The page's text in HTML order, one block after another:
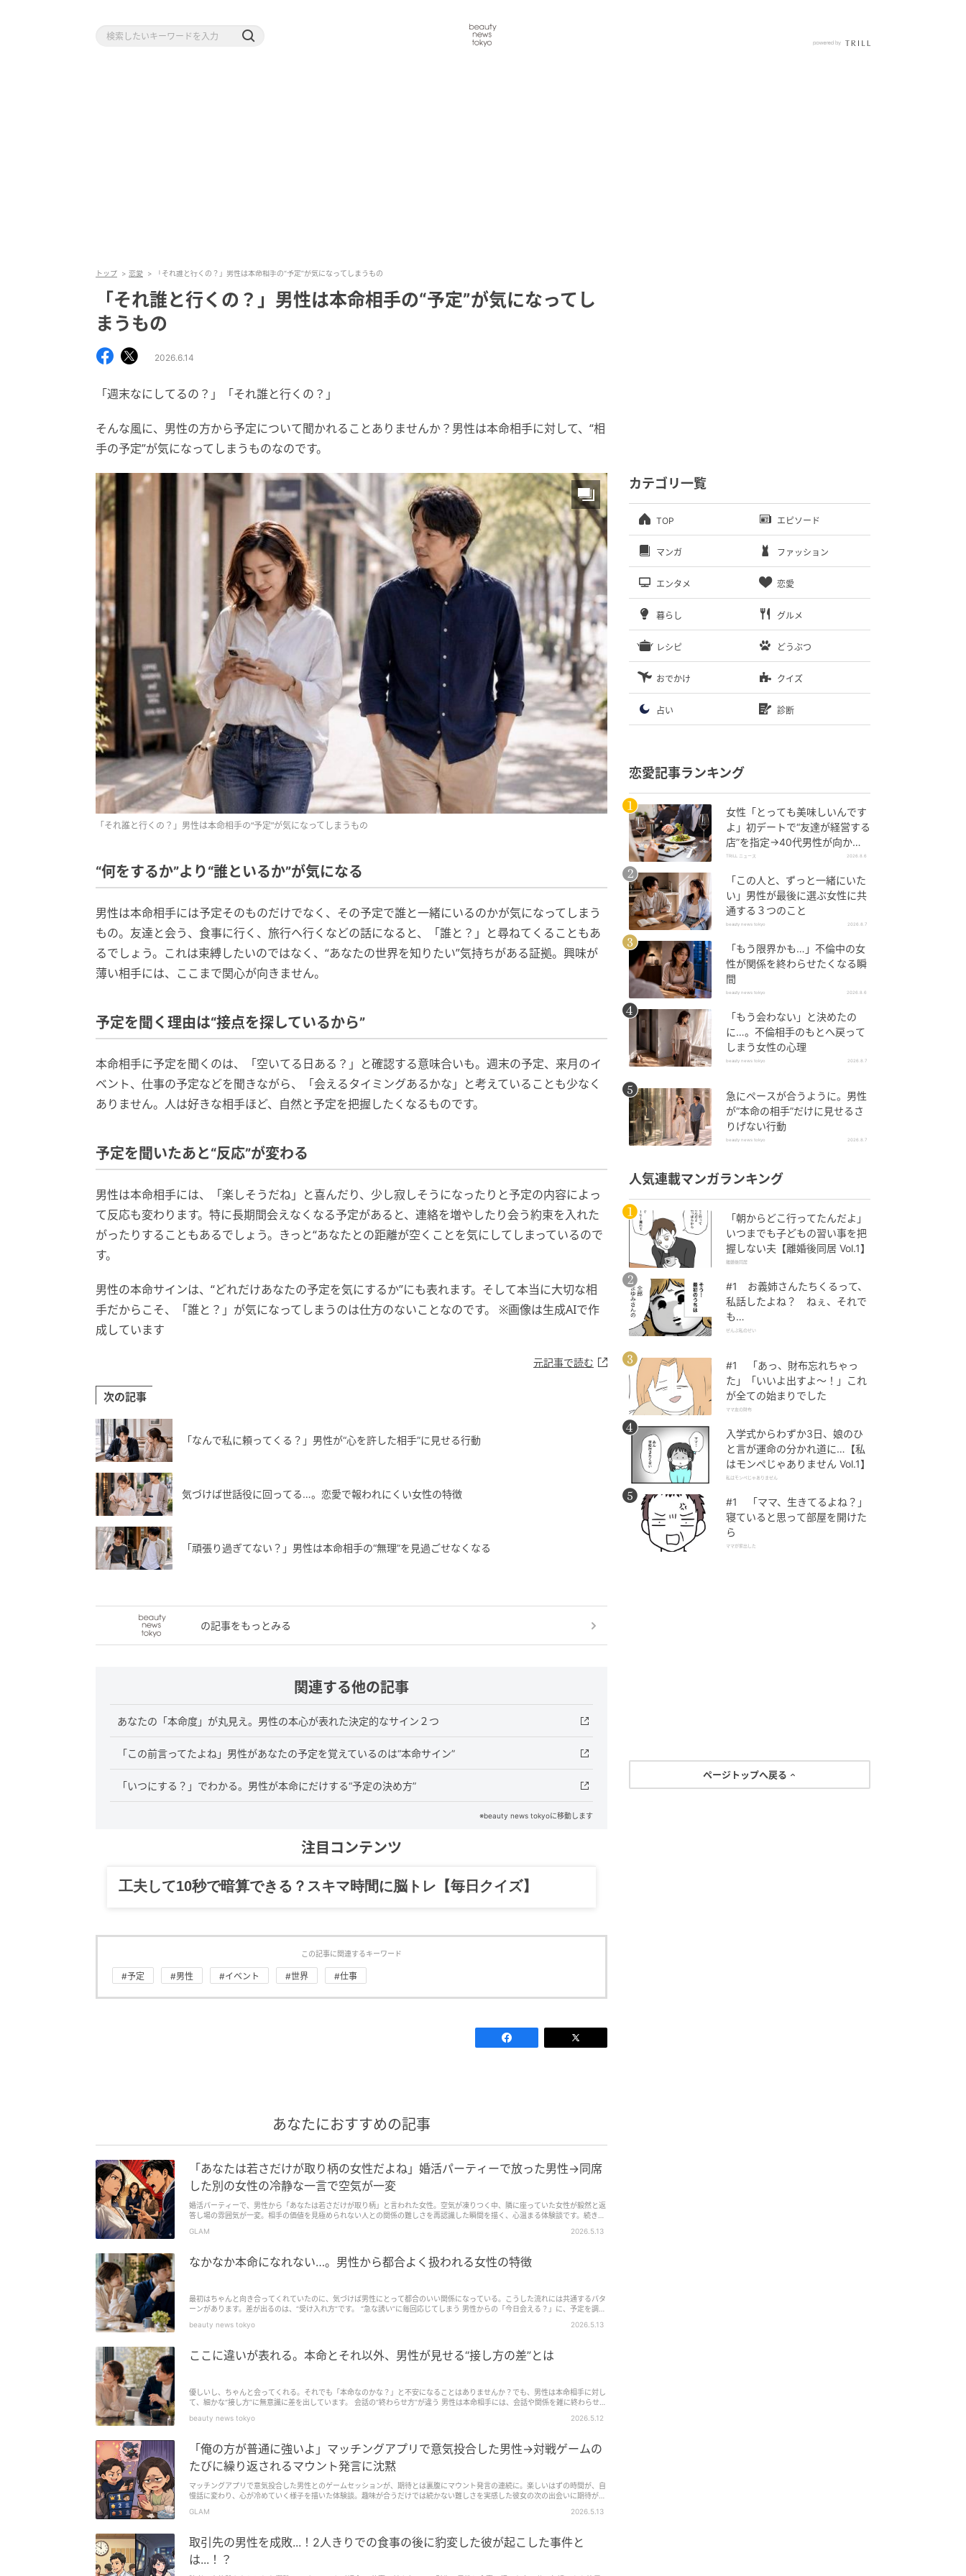
トップ 恋愛 「それ誰と行くの？」男性は本命相手の“予定”が気になってしまうもの
「それ誰と行くの？」男性は本命相手の“予定”が気になってし
まうもの
2026.6.14
「週末なにしてるの？」「それ誰と行くの？」
そんな風に、男性の方から予定について聞かれることありませんか？男性は本命相手に対して、“相
手の予定”が気になってしまうものなのです。
「それ誰と行くの？」男性は本命相手の“予定”が気になってしまうもの
“何をするか”より“誰といるか”が気になる
男性は本命相手には予定そのものだけでなく、その予定で誰と一緒にいるのかが気になってしまう
もの。友達と会う、食事に行く、旅行へ行くなどの話になると、「誰と？」と尋ねてくることもあ
るでしょう。これは束縛したいのではなく、“あなたの世界を知りたい”気持ちがある証拠。興味が
薄い相手には、ここまで関心が向きません。
予定を聞く理由は“接点を探しているから”
本命相手に予定を聞くのは、「空いてる日ある？」と確認する意味合いも。週末の予定、来月のイ
ベント、仕事の予定などを聞きながら、「会えるタイミングあるかな」と考えていることも少なく
ありません。人は好きな相手ほど、自然と予定を把握したくなるものです。
予定を聞いたあと“反応”が変わる
男性は本命相手には、「楽しそうだね」と喜んだり、少し寂しそうになったりと予定の内容によっ
て反応も変わります。特に長期間会えなくなる予定があると、連絡を増やしたり会う約束を入れた
がったりすることもあるでしょう。きっと“あなたとの距離が空くことを気にしてしまっているので
す。
男性の本命サインは、“どれだけあなたの予定を気にするか”にも表れます。そして本当に大切な相
手だからこそ、「誰と？」が気になってしまうのは仕方のないことなのです。 ※画像は生成AIで作
成しています
元記事で読む
次の記事
「なんで私に頼ってくる？」男性が“心を許した相手”に見せる行動
気づけば世話役に回ってる…。恋愛で報われにくい女性の特徴
「頑張り過ぎてない？」男性は本命相手の“無理”を見過ごせなくなる
の記事をもっとみる
関連する他の記事
あなたの「本命度」が丸見え。男性の本心が表れた決定的なサイン２つ
「この前言ってたよね」男性があなたの予定を覚えているのは“本命サイン”
「いつにする？」でわかる。男性が本命にだけする“予定の決め方”
※beauty news tokyoに移動します
注目コンテンツ
グルメ、ギャグ、子育て、旅行記……全部、読めます。
この記事に関連するキーワード
#予定 #男性 #イベント #世界 #仕事
あなたにおすすめの記事
「あなたは若さだけが取り柄の女性だよね」婚活パーティーで放った男性→同席
した別の女性の冷静な一言で空気が一変
婚活パーティーで、男性から「あなたは若さだけが取り柄」と言われた女性。空気が凍りつく中、隣に座っていた女性が毅然と返
答し場の雰囲気が一変。相手の価値を見極められない人との関係の難しさを再認識した瞬間を描く、心温まる体験談です。続きを
GLAM 2026.5.13
なかなか本命になれない…。男性から都合よく扱われる女性の特徴
最初はちゃんと向き合ってくれていたのに、気づけば男性にとって都合のいい関係になっている。こうした流れには共通するパタ
ーンがあります。差が出るのは、“受け入れ方”です。 “急な誘い”に毎回応じてしまう 男性からの「今日会える？」に、予定を調整
beauty news tokyo 2026.5.13
ここに違いが表れる。本命とそれ以外、男性が見せる“接し方の差”とは
優しいし、ちゃんと会ってくれる。それでも「本命なのかな？」と不安になることはありませんか？でも、男性は本命相手に対し
て、細かな“接し方”に無意識に差を出しています。 会話の“終わらせ方”が違う 男性は本命相手には、会話や関係を雑に終わらせま
beauty news tokyo 2026.5.12
「俺の方が普通に強いよ」マッチングアプリで意気投合した男性→対戦ゲームの
たびに繰り返されるマウント発言に沈黙
マッチングアプリで意気投合した男性とのゲームセッションが、期待とは裏腹にマウント発言の連続に。楽しいはずの時間が、自
慢話に変わり、心が冷めていく様子を描いた体験談。趣味が合うだけでは続かない難しさを実感した彼女の次の出会いに期待が寄
GLAM 2026.5.13
取引先の男性を成敗...！2人きりでの食事の後に豹変した彼が起こした事件と
は...！？
カテゴリ一覧
TOP エピソード
マンガ ファッション
エンタメ 恋愛
暮らし グルメ
レシピ どうぶつ
おでかけ クイズ
占い 診断
恋愛記事ランキング
女性「とっても美味しいんです
よ」初デートで“友達が経営する
店”を指定→40代男性が向かう
が…待ち受けていた“悲惨な結
TRILL ニュース 2026.8.6
「この人と、ずっと一緒にいた
い」男性が最後に選ぶ女性に共
通する３つのこと
beauty news tokyo 2026.8.7
「もう限界かも…」不倫中の女
性が関係を終わらせたくなる瞬
間
beauty news tokyo 2026.8.6
「もう会わない」と決めたの
に…。不倫相手のもとへ戻って
しまう女性の心理
beauty news tokyo 2026.8.7
急にペースが合うように。男性
が“本命の相手”だけに見せるさ
りげない行動
beauty news tokyo 2026.8.7
人気連載マンガランキング
「朝からどこ行ってたんだよ」
いつまでも子どもの習い事を把
握しない夫【離婚後同居 Vol.1】
離婚後同居
#1 お義姉さんたちくるって、
私話したよね？ ねぇ、それで
も…
ぜんぶ私のせい
#1 「あっ、財布忘れちゃっ
た」「いいよ出すよ〜！」これ
が全ての始まりでした
ママ友の財布
入学式からわずか3日、娘のひ
と言が運命の分かれ道に…【私
はモンペじゃありません Vol.1】
私はモンペじゃありません
#1 「ママ、生きてるよね？」
寝ていると思って部屋を開けた
ら
ママが家出した
ページトップへ戻る